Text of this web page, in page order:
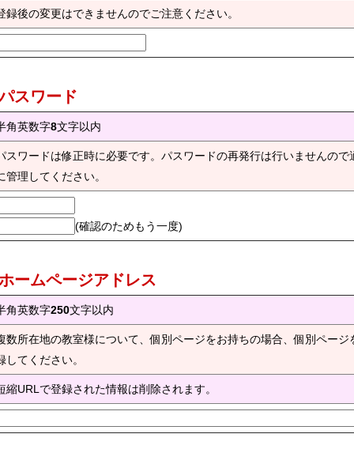
録後の変更はできませんのでご注意ください。
スワード
角英数字8文字以内
スワードは修正時に必要です。パスワードの再発行は行いませんので
管理してください。
(確認のためもう一度)
ームページアドレス
角英数字250文字以内
数所在地の教室様について、個別ページをお持ちの場合、個別ページ
してください。
縮URLで登録された情報は削除されます。